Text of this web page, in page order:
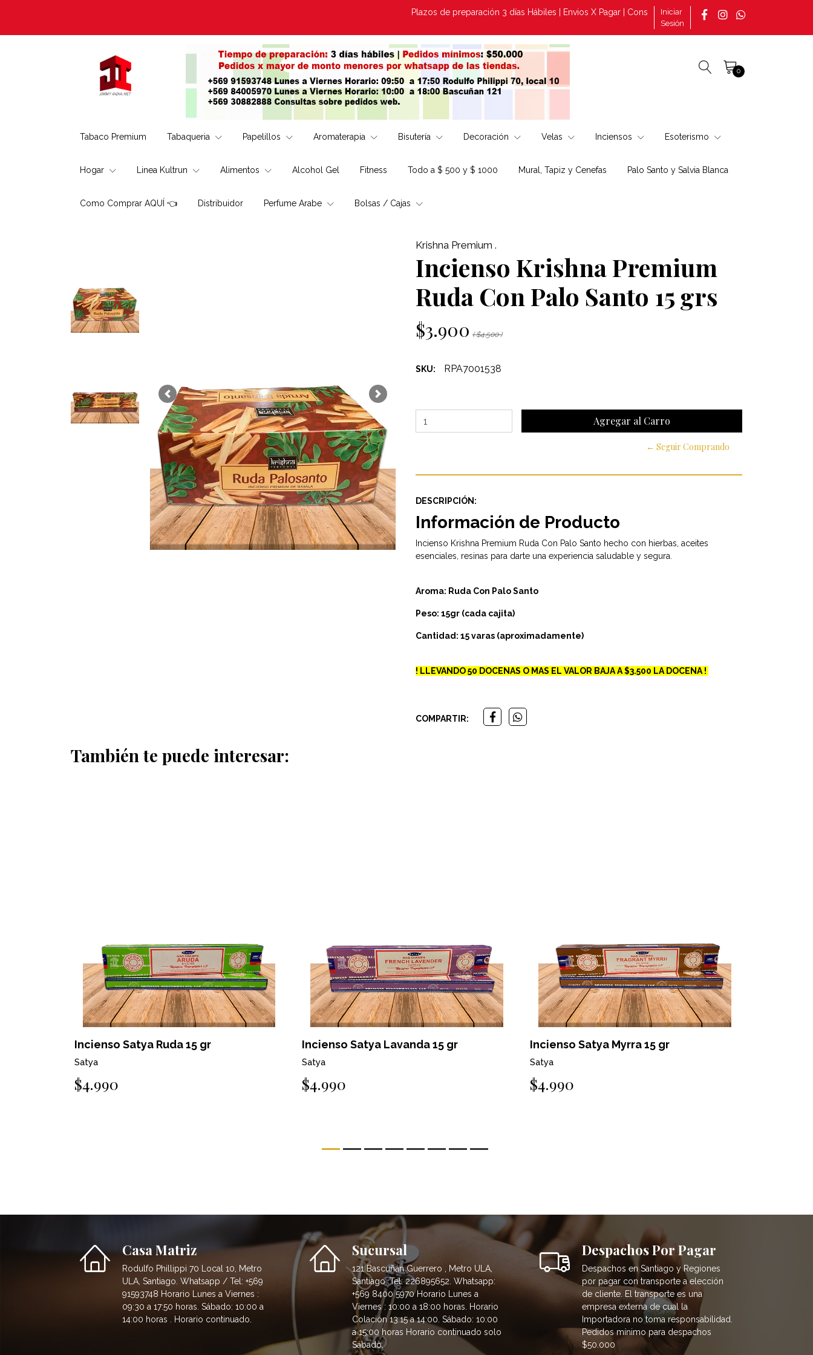
Plazos de preparación 3 días Hábiles | Envios X Pagar | Consultas por pedidos tomado en la página +569
Iniciar
Sesión
0
Tabaco Premium Tabaqueria Papelillos Aromaterapia Bisutería Decoración Velas Inciensos Esoterismo
Hogar Linea Kultrun Alimentos Alcohol Gel Fitness Todo a $ 500 y $ 1000 Mural, Tapiz y Cenefas Palo Santo y Salvia Blanca
Como Comprar AQUÍ 👈 Distribuidor Perfume Arabe Bolsas / Cajas
Previous Next
Krishna Premium .
Incienso Krishna Premium
Ruda Con Palo Santo 15 grs
$3.900 ( $4.500 )
SKU: RPA7001538
← Seguir Comprando
DESCRIPCIÓN:
Información de Producto
Incienso Krishna Premium Ruda Con Palo Santo hecho con hierbas, aceites
esenciales, resinas para darte una experiencia saludable y segura.
Aroma: Ruda Con Palo Santo
Peso: 15gr (cada cajita)
Cantidad: 15 varas (aproximadamente)
! LLEVANDO 50 DOCENAS O MAS EL VALOR BAJA A $3.500 LA DOCENA !
COMPARTIR:
También te puede interesar:
Incienso Satya Ruda 15 gr
Satya
$4.990
Incienso Satya Lavanda 15 gr
Satya
$4.990
Incienso Satya Myrra 15 gr
Satya
$4.990
Casa Matriz
Rodulfo Phillippi 70 Local 10, Metro
ULA, Santiago. Whatsapp / Tel: +569
91593748 Horario Lunes a Viernes :
09:30 a 17:50 horas. Sábado: 10:00 a
14:00 horas . Horario continuado.
Sucursal
121 Bascuñán Guerrero , Metro ULA,
Santiago. Tel: 226895652. Whatsapp:
+569 8400 5970 Horario Lunes a
Viernes : 10:00 a 18:00 horas. Horario
Colación 13:15 a 14:00. Sábado: 10:00
a 15:00 horas Horario continuado solo
Sábado.
Despachos Por Pagar
Despachos en Santiago y Regiones
por pagar con transporte a elección
de cliente. El transporte es una
empresa externa de cual la
Importadora no toma responsabilidad.
Pedidos mínimo para despachos
$50.000